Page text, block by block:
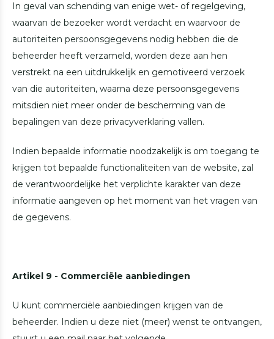
In geval van schending van enige wet- of regelgeving,
waarvan de bezoeker wordt verdacht en waarvoor de
autoriteiten persoonsgegevens nodig hebben die de
beheerder heeft verzameld, worden deze aan hen
verstrekt na een uitdrukkelijk en gemotiveerd verzoek
van die autoriteiten, waarna deze persoonsgegevens
mitsdien niet meer onder de bescherming van de
bepalingen van deze privacyverklaring vallen.
Indien bepaalde informatie noodzakelijk is om toegang te
krijgen tot bepaalde functionaliteiten van de website, zal
de verantwoordelijke het verplichte karakter van deze
informatie aangeven op het moment van het vragen van
de gegevens.
Artikel 9 - Commerciële aanbiedingen
U kunt commerciële aanbiedingen krijgen van de
beheerder. Indien u deze niet (meer) wenst te ontvangen,